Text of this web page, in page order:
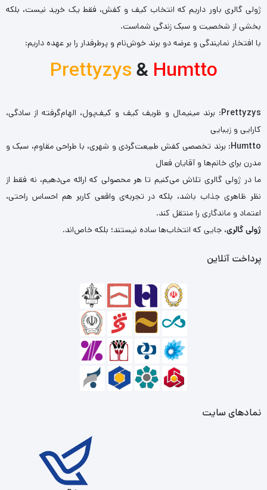
ژولی گالری باور داریم که انتخاب کیف و کفش، فقط یک خرید نیست، بلکه
بخشی از شخصیت و سبک زندگی شماست.
با افتخار نمایندگی و عرضه دو برند خوش‌نام و پرطرفدار را بر عهده داریم:
Prettyzys& Humtto
Prettyzys: برند مینیمال و ظریف کیف و کیف‌پول، الهام‌گرفته از سادگی،
کارایی و زیبایی
Humtto: برند تخصصی کفش طبیعت‌گردی و شهری، با طراحی مقاوم، سبک و
مدرن برای خانم‌ها و آقایان فعال
ما در ژولی گالری تلاش می‌کنیم تا هر محصولی که ارائه می‌دهیم، نه فقط از
نظر ظاهری جذاب باشد، بلکه در تجربه‌ی واقعی کاربر هم احساس راحتی،
اعتماد و ماندگاری را منتقل کند.
ژولی گالری، جایی که انتخاب‌ها ساده نیستند؛ بلکه خاص‌اند.
پرداخت آنلاین
نمادهای سایت